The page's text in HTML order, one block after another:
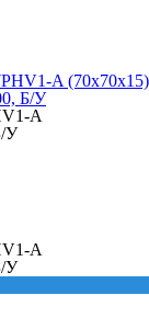
A
Б/У
A
У
A
У